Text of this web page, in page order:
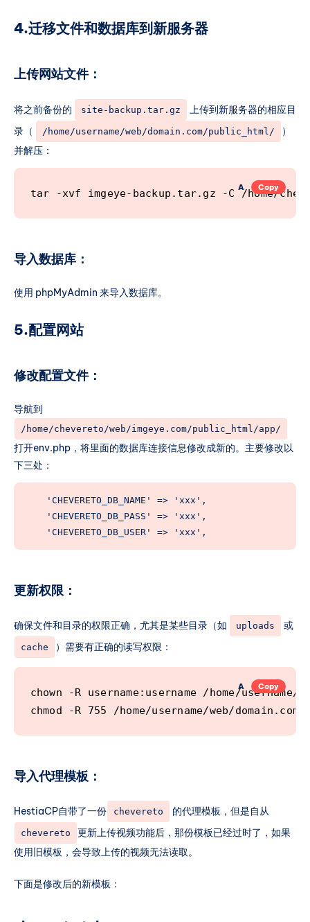
4.迁移文件和数据库到新服务器
上传网站文件：
将之前备份的 site-backup.tar.gz
上传到新服务器的相应目
录（
/home/username/web/domain.com/public_html/
）
并解压：
tar -xvf imgeye-backup.tar.gz -C /home/
A Copy
导入数据库：
使用 phpMyAdmin 来导入数据库。
5.配置网站
修改配置文件：
导航到
/home/chevereto/web/imgeye.com/public_html/app/
打开env.php，将里面的数据库连接信息修改成新的。主要修改以
下三处：
    'CHEVERETO_DB_NAME' => 'xxx',
    'CHEVERETO_DB_PASS' => 'xxx',
    'CHEVERETO_DB_USER' => 'xxx',
更新权限：
确保文件和目录的权限正确，尤其是某些目录（如 uploads 或
cache ）需要有正确的读写权限：
chown -R username:username /home/
A Copy
导入代理模板：
HestiaCP自带了一份 chevereto 的代理模板，但是自从
chevereto
更新上传视频功能后，那份模板已经过时了，如果
使用旧模板，会导致上传的视频无法读取。
下面是修改后的新模板：